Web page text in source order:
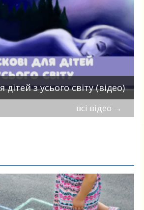
дітей з усього світу (відео)
всі відео →